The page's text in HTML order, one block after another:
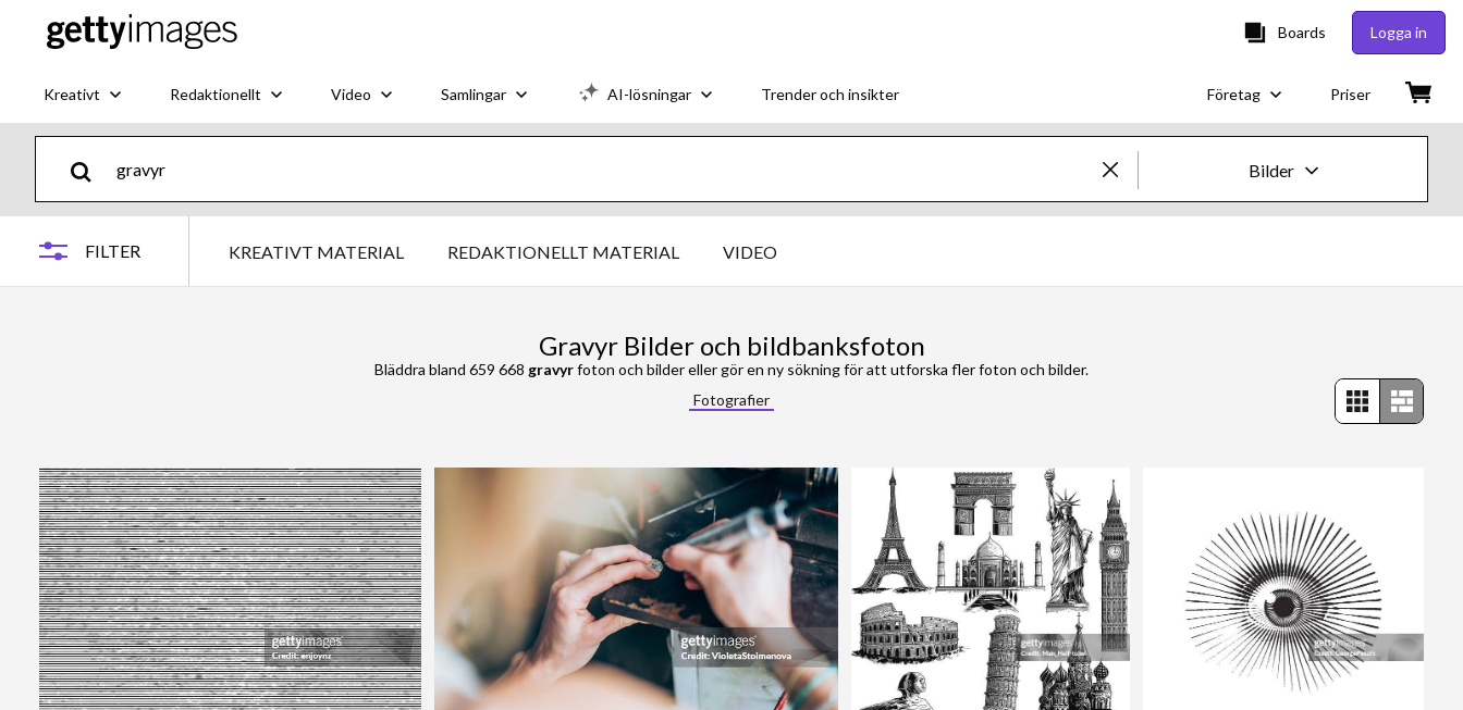
Boards Logga in
Kreativt Redaktionellt Video Samlingar AI-lösningar Trender och insikter Företag Priser
Bilder
Redaktionellt
FILTER KREATIVT MATERIAL REDAKTIONELLT MATERIAL VIDEO
Gravyr Bilder och bildbanksfoton
Bläddra bland 659 668 gravyrfoton och bilder eller gör en ny sökning för att utforska fler foton och bilder.
Fotografier